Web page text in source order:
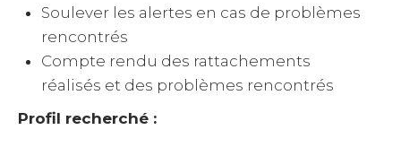
Soulever les alertes en cas de problèmes
rencontrés
Compte rendu des rattachements
réalisés et des problèmes rencontrés
Profil recherché :